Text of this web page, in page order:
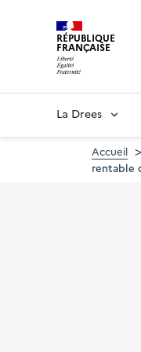
RÉPUBLIQUE
FRANÇAISE
La Drees
Accueil
rentable